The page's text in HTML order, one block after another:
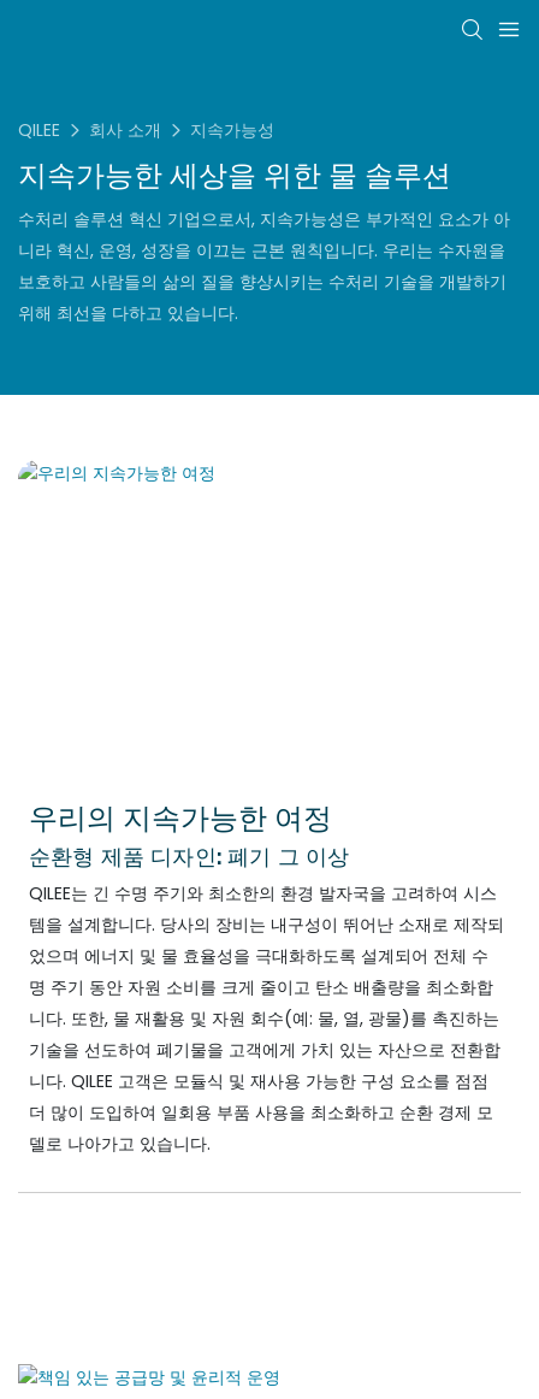
QILEE 회사 소개 지속가능성
지속가능한 세상을 위한 물 솔루션
수처리 솔루션 혁신 기업으로서, 지속가능성은 부가적인 요소가 아
니라 혁신, 운영, 성장을 이끄는 근본 원칙입니다. 우리는 수자원을
보호하고 사람들의 삶의 질을 향상시키는 수처리 기술을 개발하기
위해 최선을 다하고 있습니다.
우리의 지속가능한 여정
순환형 제품 디자인: 폐기 그 이상
QILEE는 긴 수명 주기와 최소한의 환경 발자국을 고려하여 시스
템을 설계합니다. 당사의 장비는 내구성이 뛰어난 소재로 제작되
었으며 에너지 및 물 효율성을 극대화하도록 설계되어 전체 수
명 주기 동안 자원 소비를 크게 줄이고 탄소 배출량을 최소화합
니다. 또한, 물 재활용 및 자원 회수(예: 물, 열, 광물)를 촉진하는
기술을 선도하여 폐기물을 고객에게 가치 있는 자산으로 전환합
니다. QILEE 고객은 모듈식 및 재사용 가능한 구성 요소를 점점
더 많이 도입하여 일회용 부품 사용을 최소화하고 순환 경제 모
델로 나아가고 있습니다.